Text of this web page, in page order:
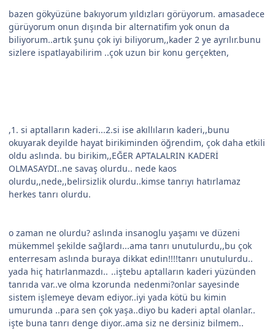
bazen gökyüzüne bakıyorum yıldızları görüyorum. amasadece
gürüyorum onun dışında bir alternatifim yok onun da
biliyorum..artık şunu çok iyi biliyorum,,kader 2 ye ayrılır.bunu
sizlere ispatlayabilirim ..çok uzun bir konu gerçekten,
,1. si aptalların kaderi...2.si ise akıllıların kaderi,,bunu
okuyarak deyilde hayat birikiminden öğrendim, çok daha etkili
oldu aslında. bu birikim,,EĞER APTALALRIN KADERİ
OLMASAYDI..ne savaş olurdu.. nede kaos
olurdu,,nede,,belirsizlik olurdu..kimse tanrıyı hatırlamaz
herkes tanrı olurdu.
o zaman ne olurdu? aslında insanoglu yaşamı ve düzeni
mükemmel şekilde sağlardı...ama tanrı unutulurdu,,bu çok
enterresam aslında buraya dikkat edin!!!!tanrı unutulurdu..
yada hiç hatırlanmazdı.. ..iştebu aptalların kaderi yüzünden
tanrıda var..ve olma kzorunda nedenmi?onlar sayesinde
sistem işlemeye devam ediyor..iyi yada kötü bu kimin
umurunda ..para sen çok yaşa..diyo bu kaderi aptal olanlar..
işte buna tanrı denge diyor..ama siz ne dersiniz bilmem..